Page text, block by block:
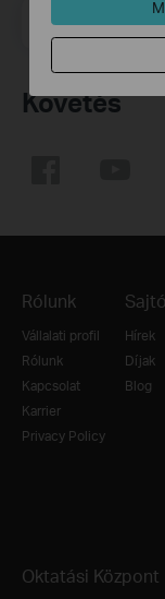
Email Address
Követés
Rólunk
Vállalati profil
Rólunk
Kapcsolat
Karrier
Privacy Policy
Sajtó
Hírek
Díjak
Blog
Oktatási Központ